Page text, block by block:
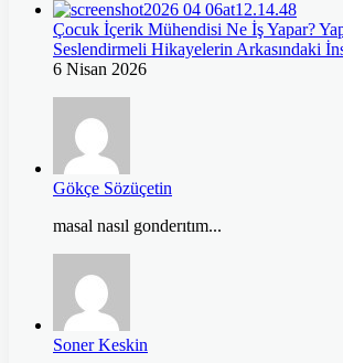
Çocuk İçerik Mühendisi Ne İş Yapar?
Seslendirmeli Hikayelerin Arkasındaki
6 Nisan 2026
Gökçe Sözüçetin
masal nasıl gonderıtım...
Soner Keskin